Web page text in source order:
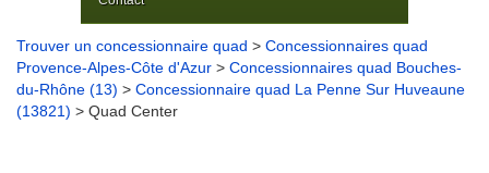
Trouver un concessionnaire quad > Concessionnaires quad
Provence-Alpes-Côte d'Azur > Concessionnaires quad Bouches-
du-Rhône (13) > Concessionnaire quad La Penne Sur Huveaune
(13821) > Quad Center